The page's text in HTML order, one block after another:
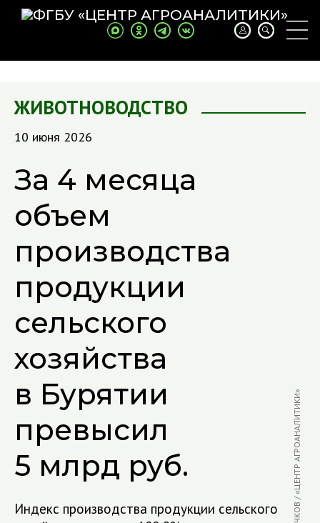
ЖИВОТНОВОДСТВО
10 июня 2026
За 4 месяца
объем
производства
продукции
сельского
хозяйства
в Бурятии
превысил
5 млрд руб.
Индекс производства продукции сельского
ФОТО: В. БЫЧКОВ / «ЦЕНТР АГРОАНАЛИТИКИ»